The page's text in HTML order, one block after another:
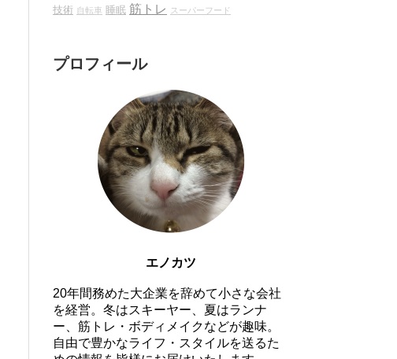
技術 自転車 睡眠 筋トレ スーパーフード
プロフィール
エノカツ
20年間務めた大企業を辞めて小さな会社
を経営。冬はスキーヤー、夏はランナ
ー、筋トレ・ボディメイクなどが趣味。
自由で豊かなライフ・スタイルを送るた